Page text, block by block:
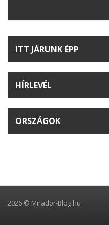
ITT JÁRUNK ÉPP
HÍRLEVÉL
ORSZÁGOK
2026 © Mirador-Blog.hu